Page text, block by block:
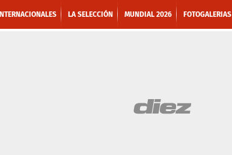
INTERNACIONALES LA SELECCIÓN MUNDIAL 2026 FOTOGALERIAS